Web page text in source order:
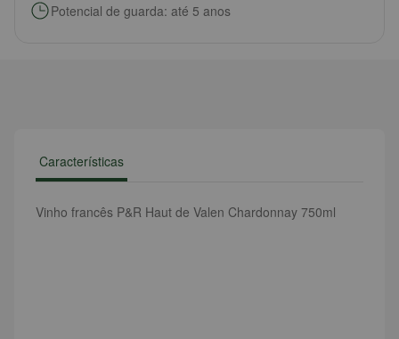
Potencial de guarda: até 5 anos
Características
Vinho francês P&R Haut de Valen Chardonnay 750ml